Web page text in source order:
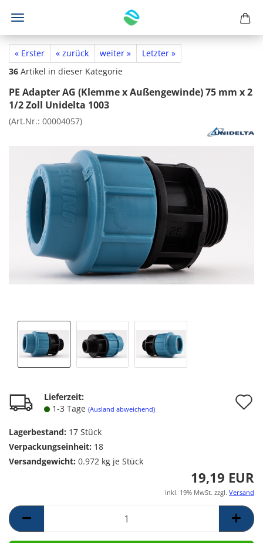
« Erster « zurück weiter »
Letzter »
36 Artikel in dieser Kategorie
PE Adapter AG (Klemme x Außengewinde) 75 mm x 2
1/2 Zoll Unidelta 1003
(Art.Nr.: 00004057)
Lieferzeit:
1-3 Tage (Ausland abweichend)
Lagerbestand: 17 Stück
Verpackungseinheit: 18
Versandgewicht: 0.972 kg je Stück
19,19 EUR
inkl. 19% MwSt. zzgl. Versand